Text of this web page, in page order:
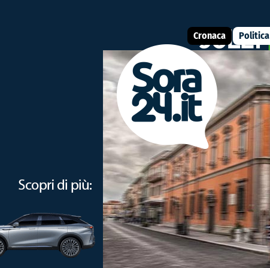
Cronaca Politica